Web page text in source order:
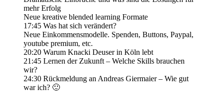
mehr Erfolg
Neue kreative blended learning Formate
17:45 Was hat sich verändert?
Neue Einkommensmodelle. Spenden, Buttons, Paypal,
youtube premium, etc.
20:20 Warum Knacki Deuser in Köln lebt
21:45 Lernen der Zukunft – Welche Skills brauchen
wir?
24:30 Rückmeldung an Andreas Giermaier – Wie gut
war ich? 🙂